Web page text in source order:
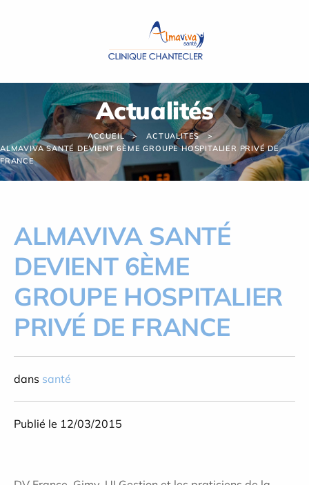
Actualités
ACCUEIL
ACTUALITÉS
ALMAVIVA SANTÉ DEVIENT 6ÈME GROUPE HOSPITALIER PRIVÉ DE
FRANCE
ALMAVIVA SANTÉ
DEVIENT 6ÈME
GROUPE HOSPITALIER
PRIVÉ DE FRANCE
dans santé
Publié le 12/03/2015